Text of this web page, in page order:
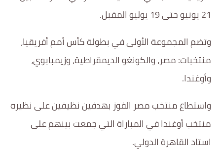
شمال سيناء
أخبار الرياضة
أخبار الفن
البوابة التعليمية
المزيد
21 يونيو حتى 19 يوليو المقبل.
وتضم المجموعة الأولى في بطولة كأس أمم أفريقيا،
منتخبات: مصر، والكونغو الديمقراطية، وزيمبابوي،
وأوغندا.
واستطاع منتخب مصر الفوز بهدفين نظيفين على نظيره
منتخب أوغندا في المباراة التي جمعت بينهم على
استاد القاهرة الدولي.